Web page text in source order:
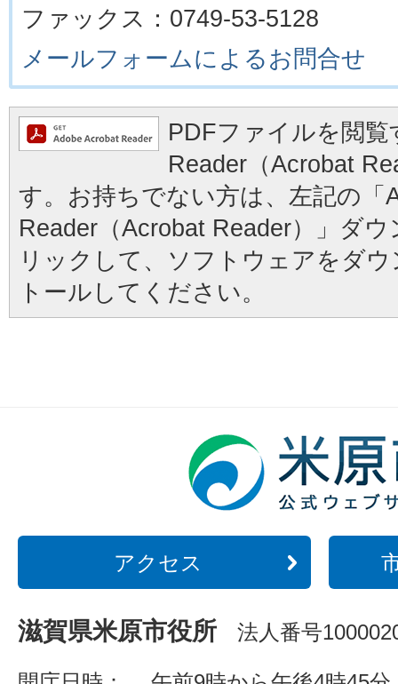
ファックス：0749-53-5128
メールフォームによるお問合せ
PDFファイルを閲
Reader（Acrobat
す。お持ちでない方は、左記の「
Reader（Acrobat Reader）」ダ
リックして、ソフトウェアをダ
トールしてください。
アクセス
滋賀県米原市役所 法人番号